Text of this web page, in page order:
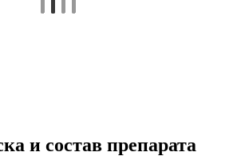
и состав препарата